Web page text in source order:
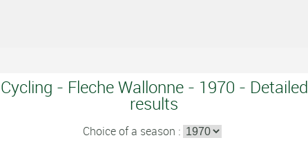
Cycling - Fleche Wallonne - 1970 - Detailed
results
Choice of a season :